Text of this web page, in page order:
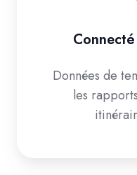
Données de
les